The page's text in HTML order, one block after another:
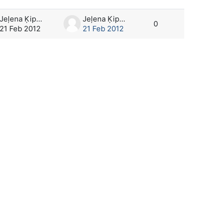
Jeļena Ķipure
21 Feb 2012
Jeļena Ķipure
21 Feb 2012
0